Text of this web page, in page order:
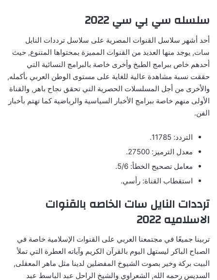
سلسله سي بي سي 2022
أحد أشهر سلاسل القنوات المصرية على سلاسل ترددات النايل
سات, يوجد منها العديد من القنوات المميزة بمحتواها المتنوع, حيث
أحدهم خاص ببرامج الطبخ وأخرى خاصة بالبرامج النسائية التي
حققت نسبة مشاهدة عالية للغاية على مستوى الوطن العربي بأكمله,
والأخرى من أجل المسلسلات الحصرية التي تحقق نجاح باهر, والقناة
الأولى منهم خاصة ببرامج الأخبار السياسية والرياضية كما تهتم بأخبار
الفن.
التردد: 11785.
معدل الترميز: 27500.
معامل تصحيح الخطأ: 5/6.
استقطاب القناة: رأسي.
ترددات النايل سات الخاصه بالقنوات
الاسلاميه 2022
تربينا جميعًا في مجتمعنا العربي على القنوات الإسلامية خاصة في
الصباح الباكر ليستهل اليوم بالقرآن الكريم وآياته العطرة التي تملأ
البيت بركة وخير بصوت الشيوخ المفضلين لدينا مثل ماهر المعقلى,
السديس رحمه الله, الشعراوي والشيخ الراحل عبد الباسط عبد